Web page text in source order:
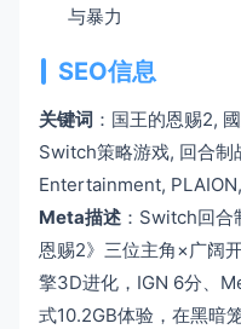
与暴力
SEO信息
关键词 ：国王的恩赐2,
Switch策略游戏, 回合制
Entertainment,
Meta描述 ：Switch回合
恩赐2》三位主角×广阔
擎3D进化，IGN 6分、
式10.2GB体验，在黑暗